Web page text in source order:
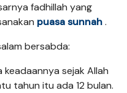
fadhillah yang
puasa sunnah.
bersabda:
sejak Allah
tahun itu ada 12 bulan.